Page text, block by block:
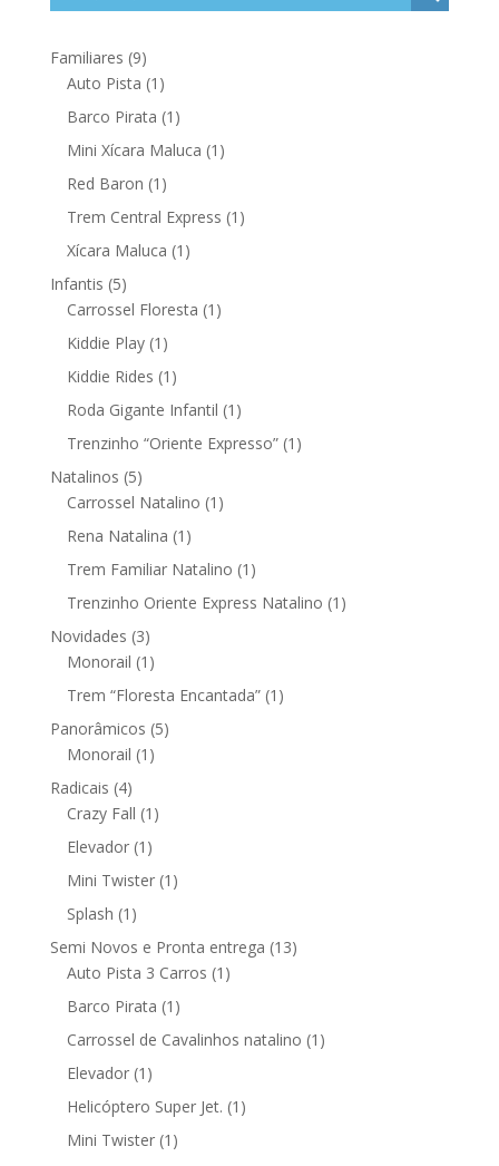
Familiares 99
produtos
Auto Pista 1 1
produto
Barco Pirata 1 1
produto
Mini Xícara Maluca 1 1
Red Baron 1 1
produto
Trem Central Express 1 1
Xícara Maluca 1 1
Infantis 55
produtos
Carrossel Floresta 1 1
Kiddie Play 1 1
produto
Kiddie Rides 1 1
produto
Roda Gigante Infantil 1 1
produto
Trenzinho “Oriente Expresso” 1 1
Natalinos 55
produtos
Carrossel Natalino 1 1
Rena Natalina 1 1
produto
Trem Familiar Natalino 1 1
produto
Trenzinho Oriente Express Natalino 1 1
Novidades 33
produtos
Monorail 1 1
produto
Trem “Floresta Encantada” 1 1
Panorâmicos 55
Monorail 1 1
Radicais 44
produtos
Crazy Fall 1 1
Elevador 1 1
produto
Mini Twister 1 1
Splash 1 1
produto
Semi Novos e Pronta entrega 1313
Auto Pista 3 Carros 1 1
Barco Pirata 1 1
produto
Carrossel de Cavalinhos natalino 1 1
Elevador 1 1
produto
Helicóptero Super Jet. 1 1
Mini Twister 1 1